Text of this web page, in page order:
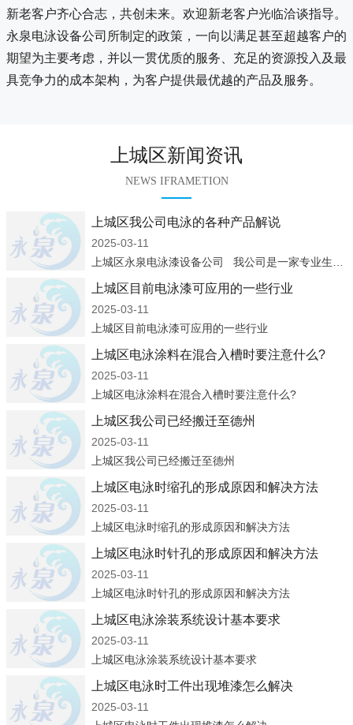
新老客户齐心合志，共创未来。欢迎新老客户光临洽谈指导。
永泉电泳设备公司所制定的政策，一向以满足甚至超越客户的
期望为主要考虑，并以一贯优质的服务、充足的资源投入及最
具竞争力的成本架构，为客户提供最优越的产品及服务。
上城区新闻资讯
NEWS IFRAMETION
上城区我公司电泳的各种产品解说
2025-03-11
上城区永泉电泳漆设备公司 我公司是一家专业生产：电泳涂料、电泳设备、凃装设备企业，集设计、制造、安装、调试及售后服务于一体，经过多年来的发展，已成为国内较具规模的电泳涂料生产商、涂装
上城区目前电泳漆可应用的一些行业
2025-03-11
上城区目前电泳漆可应用的一些行业
上城区电泳涂料在混合入槽时要注意什么?
2025-03-11
上城区电泳涂料在混合入槽时要注意什么?
上城区我公司已经搬迁至德州
2025-03-11
上城区我公司已经搬迁至德州
上城区电泳时缩孔的形成原因和解决方法
2025-03-11
上城区电泳时缩孔的形成原因和解决方法
上城区电泳时针孔的形成原因和解决方法
2025-03-11
上城区电泳时针孔的形成原因和解决方法
上城区电泳涂装系统设计基本要求
2025-03-11
上城区电泳涂装系统设计基本要求
上城区电泳时工件出现堆漆怎么解决
2025-03-11